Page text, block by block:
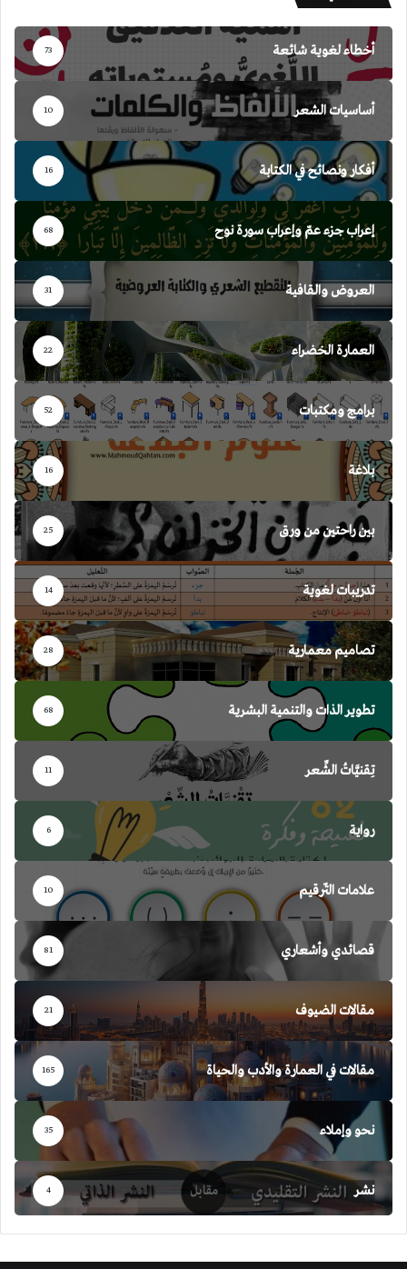
أخطاء لغوية شائعة 73
أساسيات الشعر 10
أفكار ونصائح في الكتابة 16
إعراب جزء عمّ وإعراب سورة نوح 68
العروض والقافية 31
العمارة الخضراء 22
برامج ومكتبات 52
بلاغة 16
بين راحتين من ورق 25
تدريبات لغوية 14
تصاميم معمارية 28
تطوير الذات والتنمية البشرية 68
تِقنيَّاتُ الشِّعر 11
رواية 6
علامات التّرقيم 10
قصائدي وأشعاري 81
مقالات الضيوف 21
مقالات في العمارة والأدب والحياة 165
نحو وإملاء 35
نشر 4